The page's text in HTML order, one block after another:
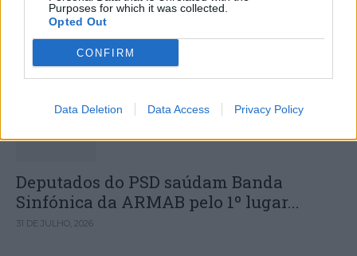
Purposes for which it was collected.
Opted Out
CONFIRM
Data Deletion Data Access Privacy Policy
Santarém
Deputados do PSD saúdam Banda
Sinfónica da ARMAB pelo 1º lugar...
31 DE JULHO, 2026